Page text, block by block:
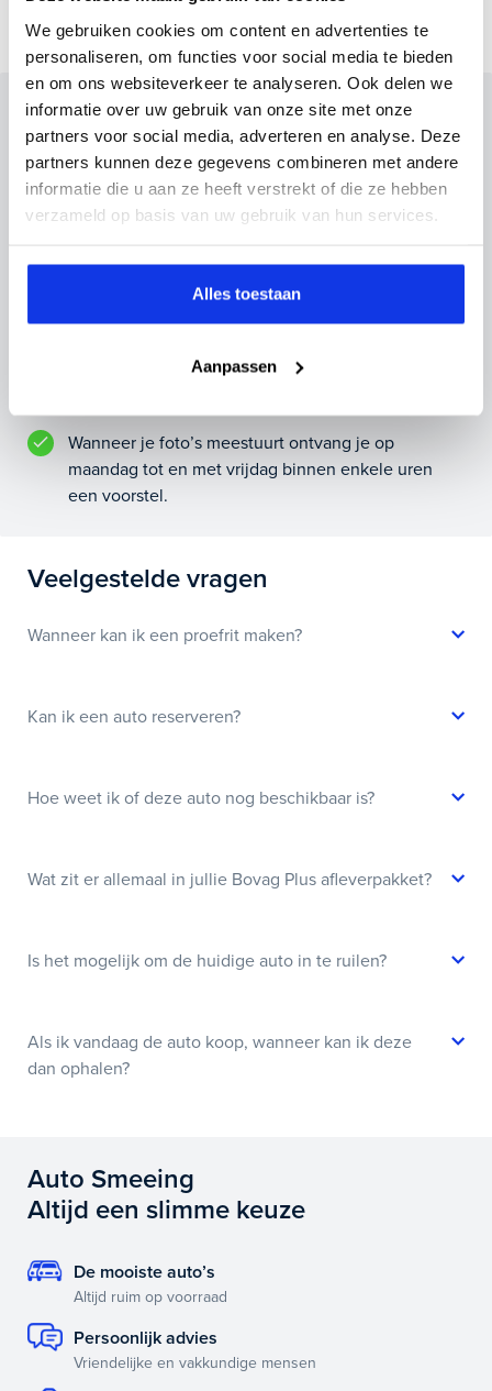
We gebruiken cookies om content en advertenties te
personaliseren, om functies voor social media te bieden
en om ons websiteverkeer te analyseren. Ook delen we
informatie over uw gebruik van onze site met onze
partners voor social media, adverteren en analyse. Deze
partners kunnen deze gegevens combineren met andere
informatie die u aan ze heeft verstrekt of die ze hebben
verzameld op basis van uw gebruik van hun services.
Alles toestaan
Aanpassen
Inruilvoorstel op deze auto?
Vul hier je gegevens in en vergeet niet foto's van je
inruilauto mee te sturen.
Inruilvoorstel aanvragen
Wanneer je foto’s meestuurt ontvang je op
maandag tot en met vrijdag binnen enkele uren
een voorstel.
Veelgestelde vragen
Wanneer kan ik een proefrit maken?
Kan ik een auto reserveren?
Hoe weet ik of deze auto nog beschikbaar is?
Wat zit er allemaal in jullie Bovag Plus afleverpakket?
Is het mogelijk om de huidige auto in te ruilen?
Als ik vandaag de auto koop, wanneer kan ik deze
dan ophalen?
Auto Smeeing
Altijd een slimme keuze
De mooiste auto’s
Altijd ruim op voorraad
Persoonlijk advies
Vriendelijke en vakkundige mensen